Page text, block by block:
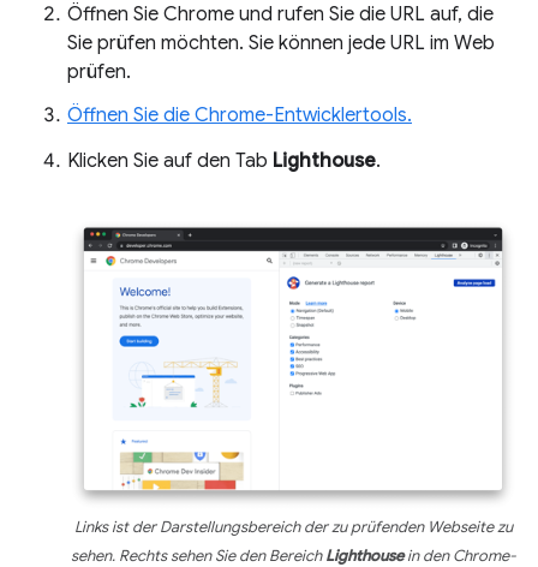
Öffnen Sie Chrome und rufen Sie die URL auf, die
Sie prüfen möchten. Sie können jede URL im Web
prüfen.
Öffnen Sie die Chrome-Entwicklertools.
Klicken Sie auf den Tab Lighthouse.
Links ist der Darstellungsbereich der zu prüfenden Webseite zu
sehen. Rechts sehen Sie den BereichLighthousein den Chrome-